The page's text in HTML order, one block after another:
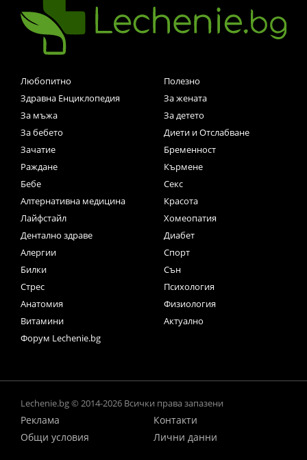
Любопитно
Полезно
Здравна Енциклопедия
За жената
За мъжа
За детето
За бебето
Диети и Отслабване
Зачатие
Бременност
Раждане
Кърмене
Бебе
Секс
Алтернативна медицина
Красота
Лайфстайл
Хомеопатия
Дентално здраве
Диабет
Алергии
Спорт
Билки
Сън
Стрес
Психология
Анатомия
Физиология
Витамини
Актуално
Форум Lechenie.bg
Lechenie.bg © 2014-2026 Всички права запазени
Реклама
Контакти
Общи условия
Лични данни